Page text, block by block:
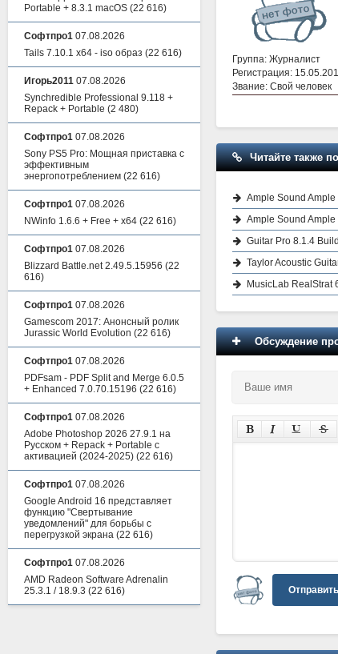
Группа: Журналист
Регистрация:
Звание: Свой человек
Читайте также
Ample Sound
Ample Sound
Guitar Pro 8.1.4
Taylor Acoustic
MusicLab RealStrat
Обсуждение
Отправить
Portable + 8.3.1 macOS (22 616)
Софтпро1 07.08.2026
Tails 7.10.1 x64 - iso образ (22 616)
Игорь2011 07.08.2026
Synchredible Professional 9.118 +
Repack + Portable (2 480)
Софтпро1 07.08.2026
Sony PS5 Pro: Мощная приставка с
эффективным
энергопотреблением (22 616)
Софтпро1 07.08.2026
NWinfo 1.6.6 + Free + x64 (22 616)
Софтпро1 07.08.2026
Blizzard Battle.net 2.49.5.15956 (22
616)
Софтпро1 07.08.2026
Gamescom 2017: Анонсный ролик
Jurassic World Evolution (22 616)
Софтпро1 07.08.2026
PDFsam - PDF Split and Merge 6.0.5
+ Enhanced 7.0.70.15196 (22 616)
Софтпро1 07.08.2026
Adobe Photoshop 2026 27.9.1 на
Русском + Repack + Portable с
активацией (2024-2025) (22 616)
Софтпро1 07.08.2026
Google Android 16 представляет
функцию "Свертывание
уведомлений" для борьбы с
перегрузкой экрана (22 616)
Софтпро1 07.08.2026
AMD Radeon Software Adrenalin
25.3.1 / 18.9.3 (22 616)